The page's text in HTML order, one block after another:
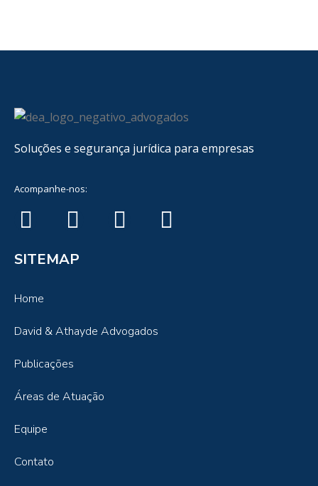
Soluções e segurança jurídica para empresas
Acompanhe-nos:
SITEMAP
Home
David & Athayde Advogados
Publicações
Áreas de Atuação
Equipe
Contato